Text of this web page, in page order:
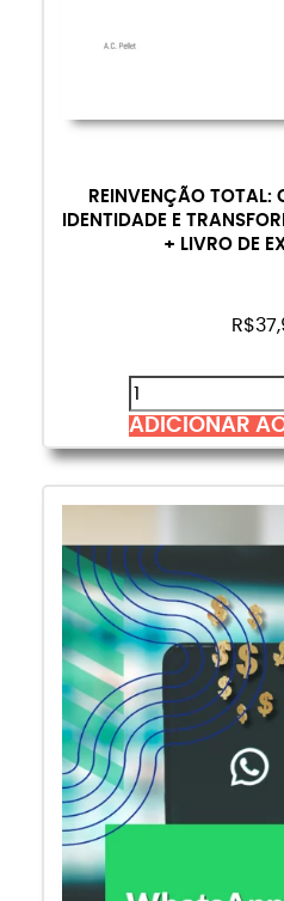
REINVENÇÃO TOTAL:
IDENTIDADE E
+ LIVRO DE
R$
ADICIONAR